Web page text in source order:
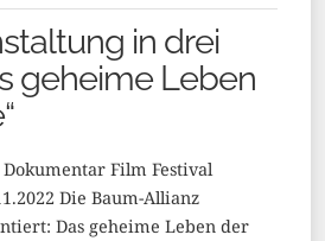
in drei
geheime Leben
Film Festival
Die Baum-Allianz
Das geheime Leben der